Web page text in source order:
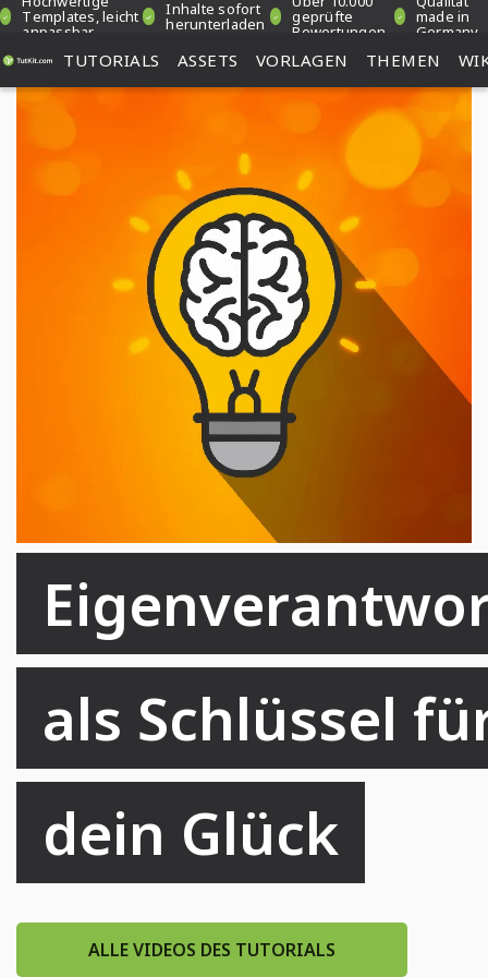
Templates, leicht
anpassbar
Inhalte sofort
herunterladen geprüfte
Bewertungen
made in
Germany
TUTORIALS ASSETS VORLAGEN THEMEN
als Schlüssel
dein Glück
ALLE VIDEOS DES TUTORIALS